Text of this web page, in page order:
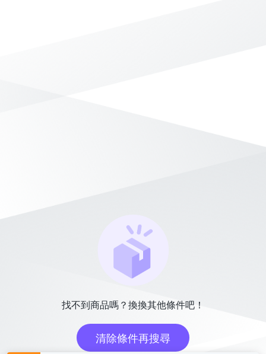
找不到商品嗎？換換其他條件吧！
清除條件再搜尋